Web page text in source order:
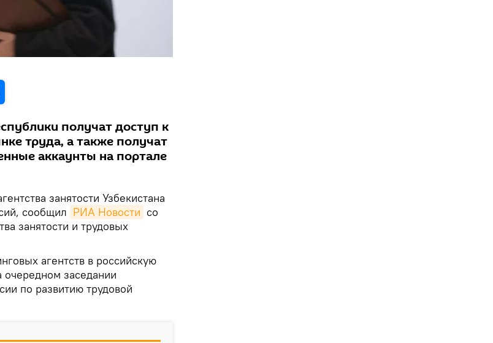
получат доступ к
труда, а также получат
аккаунты на портале
занятости Узбекистана
сообщил РИА Новости со
занятости и трудовых
агентств в российскую
очередном заседании
по развитию трудовой